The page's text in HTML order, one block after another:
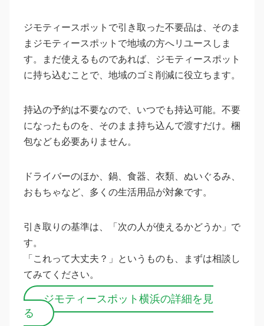
ジモティースポットで引き取った不要品は、そのま
まジモティースポットで地域の方へリユースしま
す。まだ使えるものであれば、ジモティースポット
に持ち込むことで、地域のゴミ削減に役立ちます。
持込の予約は不要なので、いつでも持込可能。不要
になったものを、そのまま持ち込んで渡すだけ。梱
包なども必要ありません。
ドライバーのほか、鍋、食器、衣類、ぬいぐるみ、
おもちゃなど、多くの生活用品が対象です。
引き取りの基準は、「次の人が使えるかどうか」で
す。
「これって大丈夫？」というものも、まずは相談し
てみてください。
ジモティースポット横浜の詳細を見
る